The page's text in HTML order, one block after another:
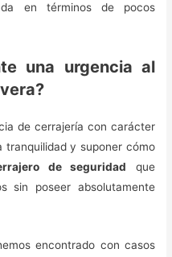
en términos de pocos
una urgencia al
de cerrajería con carácter
tranquilidad y suponer cómo
de seguridad que
sin poseer absolutamente
encontrado con casos